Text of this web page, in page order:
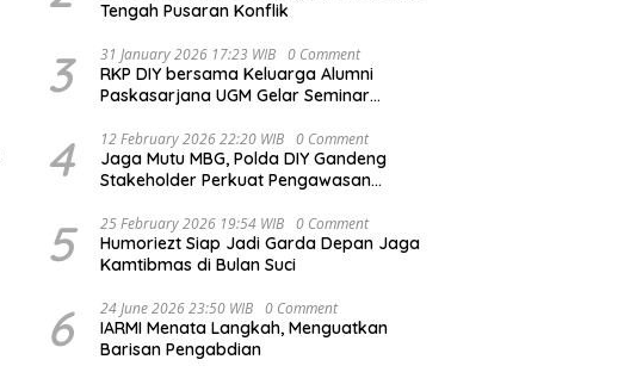
Tengah Pusaran Konflik
3 31 January 2026 17:23 WIB 0 Comment
RKP DIY bersama Keluarga Alumni
Paskasarjana UGM Gelar Seminar
4 12 February 2026 22:20 WIB 0 Comment
Jaga Mutu MBG, Polda DIY Gandeng
Stakeholder Perkuat Pengawasan
5 25 February 2026 19:54 WIB 0 Comment
Humoriezt Siap Jadi Garda Depan Jaga
Kamtibmas di Bulan Suci
6 24 June 2026 23:50 WIB 0 Comment
IARMI Menata Langkah, Menguatkan
Barisan Pengabdian